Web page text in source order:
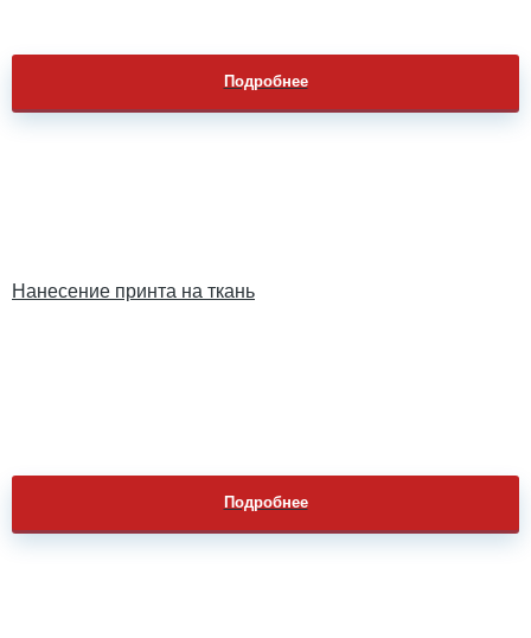
Подробнее
Нанесение принта на ткань
Подробнее